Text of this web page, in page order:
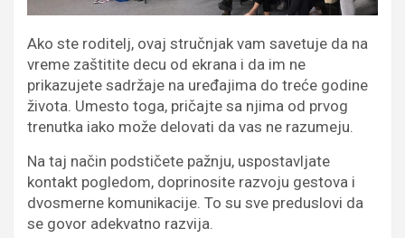
Ako ste roditelj, ovaj stručnjak vam savetuje da na
vreme zaštitite decu od ekrana i da im ne
prikazujete sadržaje na uređajima do treće godine
života. Umesto toga, pričajte sa njima od prvog
trenutka iako može delovati da vas ne razumeju.
Na taj način podstičete pažnju, uspostavljate
kontakt pogledom, doprinosite razvoju gestova i
dvosmerne komunikacije. To su sve preduslovi da
se govor adekvatno razvija.